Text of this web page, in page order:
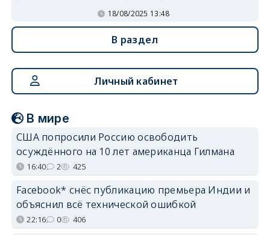
18/08/2025 13:48
В раздел
Личный кабинет
В мире
США попросили Россию освободить
осуждённого на 10 лет американца Гилмана
16:40 2 425
Facebook* снёс публикацию премьера Индии и
объяснил всё технической ошибкой
22:16 0 406